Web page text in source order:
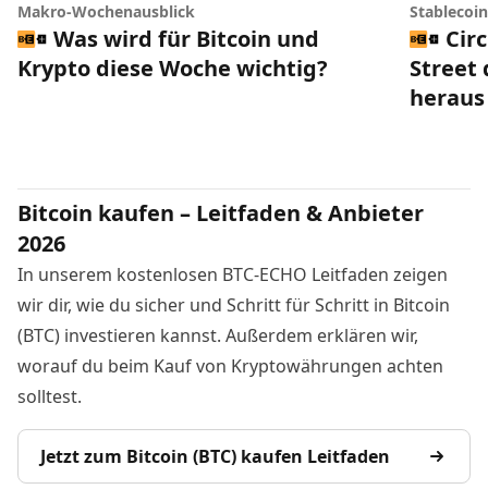
Makro-Wochenausblick
Was wird für Bitcoin und
Krypto diese Woche wichtig?
Street
heraus
Bitcoin kaufen – Leitfaden & Anbieter
2026
In unserem kostenlosen BTC-ECHO Leitfaden zeigen
wir dir, wie du sicher und Schritt für Schritt in Bitcoin
(BTC) investieren kannst. Außerdem erklären wir,
worauf du beim Kauf von Kryptowährungen achten
solltest.
Jetzt zum Bitcoin (BTC) kaufen Leitfaden